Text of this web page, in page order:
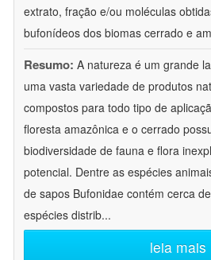
extrato, fração e/ou moléculas
bufonídeos dos biomas cerrado e
Resumo: A natureza é um grande
uma vasta variedade de produtos
compostos para todo tipo de
floresta amazônica e o cerrado
biodiversidade de fauna e flora
potencial. Dentre as espécies
de sapos Bufonidae contém cerca
espécies distrib...
leia mais